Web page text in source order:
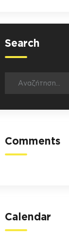
Search
Comments
Calendar